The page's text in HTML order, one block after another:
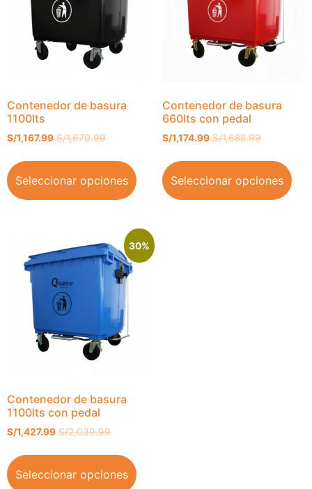
Contenedor de basura
1100lts
S/1,167.99 S/1,670.99
Seleccionar opciones
Contenedor de basura
660lts con pedal
S/1,174.99 S/1,688.99
Seleccionar opciones
30%
Contenedor de basura
1100lts con pedal
S/1,427.99 S/2,039.99
Seleccionar opciones